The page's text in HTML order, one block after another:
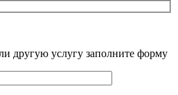
другую услугу заполните форму